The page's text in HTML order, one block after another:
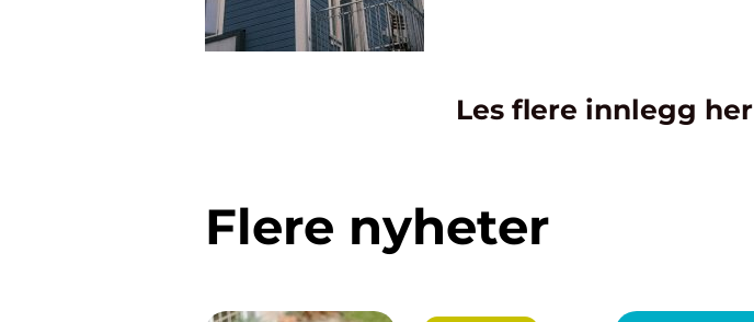
Les flere innlegg her
Flere nyheter